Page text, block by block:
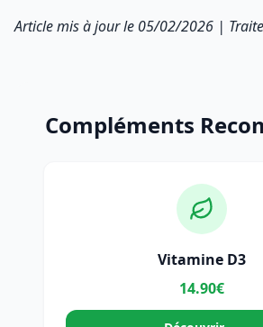
Article mis à jour le 05/02/2026 |
Compléments
Vitamine D3
14.90€